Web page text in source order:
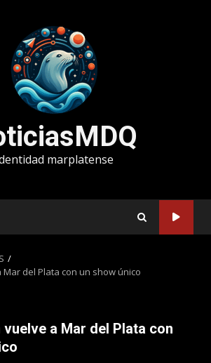
marplatense
Mar del Plata con un show único
vuelve a Mar del Plata con